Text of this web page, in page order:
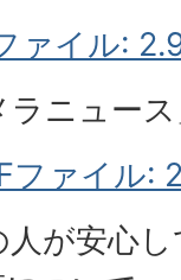
ァイル:
ニュー
ファイル:
が安心